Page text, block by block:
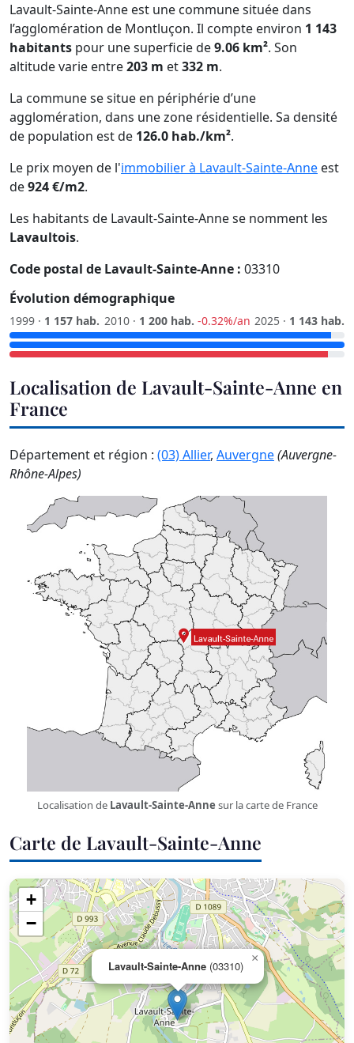
Lavault-Sainte-Anne est une commune située dans
l’agglomération de Montluçon. Il compte environ 1 143
habitants pour une superficie de9.06 km². Son
altitude varie entre203 m et332 m.
La commune se situe en périphérie d’une
agglomération, dans une zone résidentielle. Sa densité
de population est de 126.0 hab./km².
Le prix moyen de l'immobilier à Lavault-Sainte-Anne est
de924 €/m2.
Les habitants de Lavault-Sainte-Anne se nomment les
Lavaultois.
Code postal de Lavault-Sainte-Anne : 03310
Évolution démographique
1999 · 1 157 hab. 2010 · 1 200 hab. -0.32%/an 2025 · 1 143 hab.
Localisation de Lavault-Sainte-Anne en
France
Département et région : (03) Allier, Auvergne(Auvergne-
Rhône-Alpes)
Localisation de Lavault-Sainte-Annesur la carte de France
Carte de Lavault-Sainte-Anne
Lavault-Sainte-Anne (03310)
×
+
−